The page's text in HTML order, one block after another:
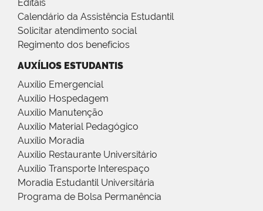
Editais
Calendário da Assistência Estudantil
Solicitar atendimento social
Regimento dos benefícios
AUXÍLIOS ESTUDANTIS
Auxílio Emergencial
Auxílio Hospedagem
Auxílio Manutenção
Auxílio Material Pedagógico
Auxílio Moradia
Auxílio Restaurante Universitário
Auxílio Transporte Interespaço
Moradia Estudantil Universitária
Programa de Bolsa Permanência